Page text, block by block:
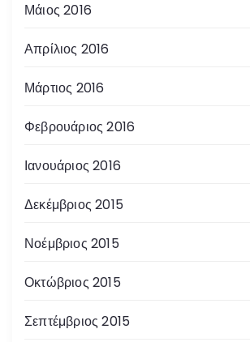
Μάιος 2016
Απρίλιος 2016
Μάρτιος 2016
Φεβρουάριος 2016
Ιανουάριος 2016
Δεκέμβριος 2015
Νοέμβριος 2015
Οκτώβριος 2015
Σεπτέμβριος 2015